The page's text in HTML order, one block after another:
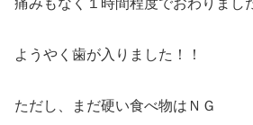
痛みもなく１時間程度でおわりまし
ようやく歯が入りました！！
ただし、まだ硬い食べ物はＮＧ